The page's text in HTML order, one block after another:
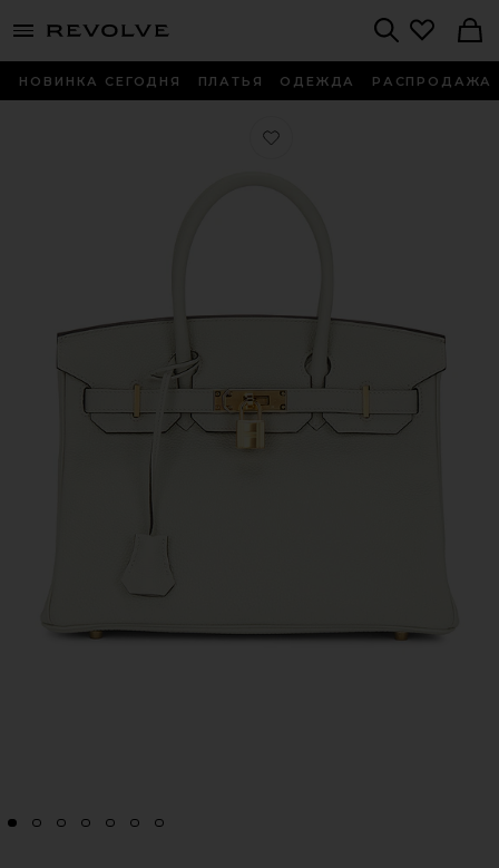
menu - shows more content
НОВИНКА СЕГОДНЯ ПЛАТЬЯ ОДЕЖДА РАСПРОДАЖА
Любимое СУМКА HERMES